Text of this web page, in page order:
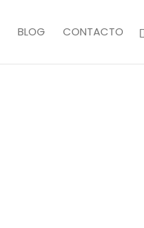
BLOG CONTACTO